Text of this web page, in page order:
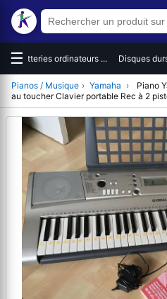
☰Batteries ordinateurs ... Disques
Pianos / Musique › Yamaha ›
Piano
au toucher Clavier portable Rec à 2